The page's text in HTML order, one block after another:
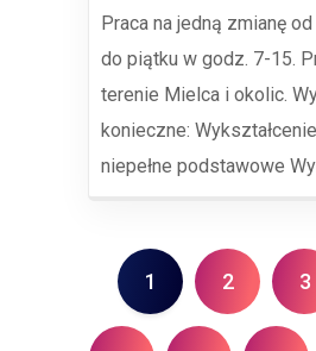
Praca na jedną zmianę
do piątku w godz. 7-15.
terenie Mielca i okolic.
konieczne:
niepełne podstawowe
1 2 3